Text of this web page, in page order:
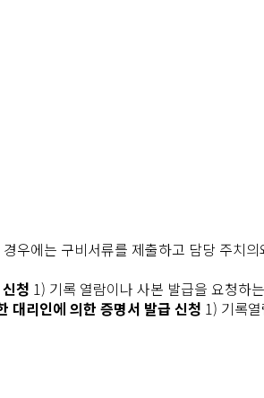
우에는 구비서류를 제출하고 담당 주치
청 1) 기록 열람이나 사본 발급을 요청하
대리인에 의한 증명서 발급 신청 1) 기록